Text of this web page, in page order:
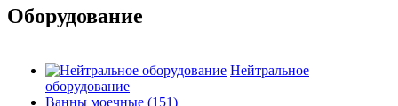
Оборудование
Нейтральное
оборудование
Ванны моечные (151)